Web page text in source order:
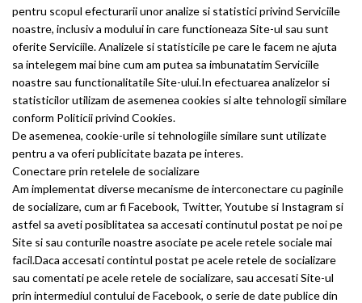
pentru scopul efecturarii unor analize si statistici privind Serviciile
noastre, inclusiv a modului in care functioneaza Site-ul sau sunt
oferite Serviciile. Analizele si statisticile pe care le facem ne ajuta
sa intelegem mai bine cum am putea sa imbunatatim Serviciile
noastre sau functionalitatile Site-ului.In efectuarea analizelor si
statisticilor utilizam de asemenea cookies si alte tehnologii similare
conform Politicii privind Cookies.
De asemenea, cookie-urile si tehnologiile similare sunt utilizate
pentru a va oferi publicitate bazata pe interes.
Conectare prin retelele de socializare
Am implementat diverse mecanisme de interconectare cu paginile
de socializare, cum ar fi Facebook, Twitter, Youtube si Instagram si
astfel sa aveti posiblitatea sa accesati continutul postat pe noi pe
Site si sau conturile noastre asociate pe acele retele sociale mai
facil.Daca accesati contintul postat pe acele retele de socializare
sau comentati pe acele retele de socializare, sau accesati Site-ul
prin intermediul contului de Facebook, o serie de date publice din